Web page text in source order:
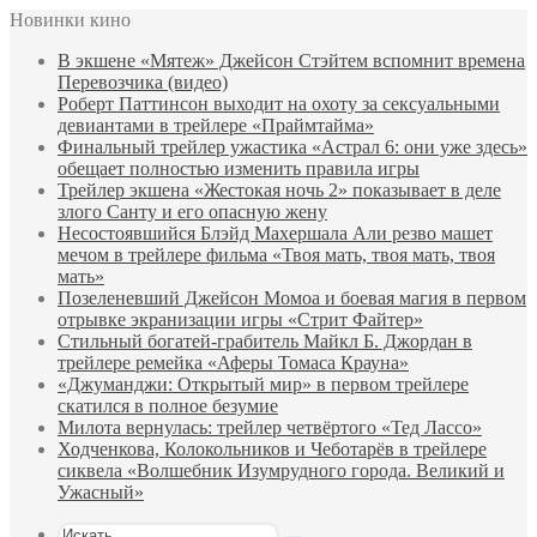
Новинки кино
В экшене «Мятеж» Джейсон Стэйтем вспомнит времена
Перевозчика (видео)
Роберт Паттинсон выходит на охоту за сексуальными
девиантами в трейлере «Праймтайма»
Финальный трейлер ужастика «Астрал 6: они уже здесь»
обещает полностью изменить правила игры
Трейлер экшена «Жестокая ночь 2» показывает в деле
злого Санту и его опасную жену
Несостоявшийся Блэйд Махершала Али резво машет
мечом в трейлере фильма «Твоя мать, твоя мать, твоя
мать»
Позеленевший Джейсон Момоа и боевая магия в первом
отрывке экранизации игры «Стрит Файтер»
Стильный богатей-грабитель Майкл Б. Джордан в
трейлере ремейка «Аферы Томаса Крауна»
«Джуманджи: Открытый мир» в первом трейлере
скатился в полное безумие
Милота вернулась: трейлер четвёртого «Тед Лассо»
Ходченкова, Колокольников и Чеботарёв в трейлере
сиквела «Волшебник Изумрудного города. Великий и
Ужасный»